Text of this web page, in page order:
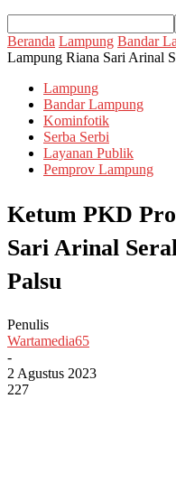
Beranda Lampung Bandar
Lampung Riana Sari Arinal
Lampung
Bandar Lampung
Kominfotik
Serba Serbi
Layanan Publik
Pemprov Lampung
Ketum PKD
Sari Arinal
Palsu
Penulis
Wartamedia65
-
2 Agustus 2023
227